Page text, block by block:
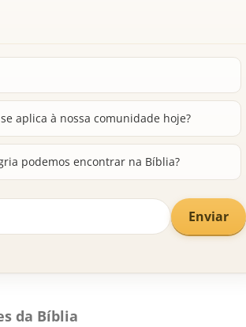
aplica à nossa comunidade hoje?
podemos encontrar na Bíblia?
Enviar
da Bíblia